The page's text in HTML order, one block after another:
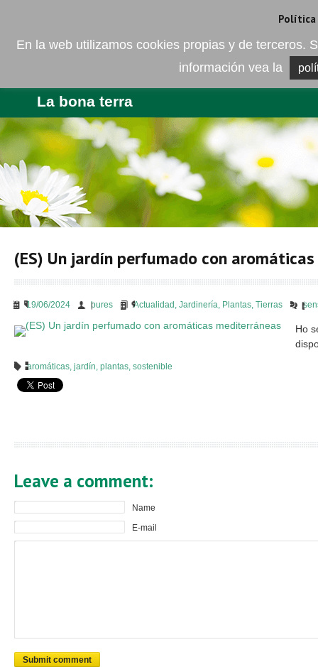
La bona terra
EMPRESA PRODUCTES
(ES) Un jardín perfumado con
19/06/2024 bures Actualidad , Jardinería, Plantas, Tierras
Ho
aromáticas, jardín, plantas, sostenible
Leave a comment:
Name
E-mail
Submit comment
Política
En la web utilizamos cookies propias y de terceros.
información vea la